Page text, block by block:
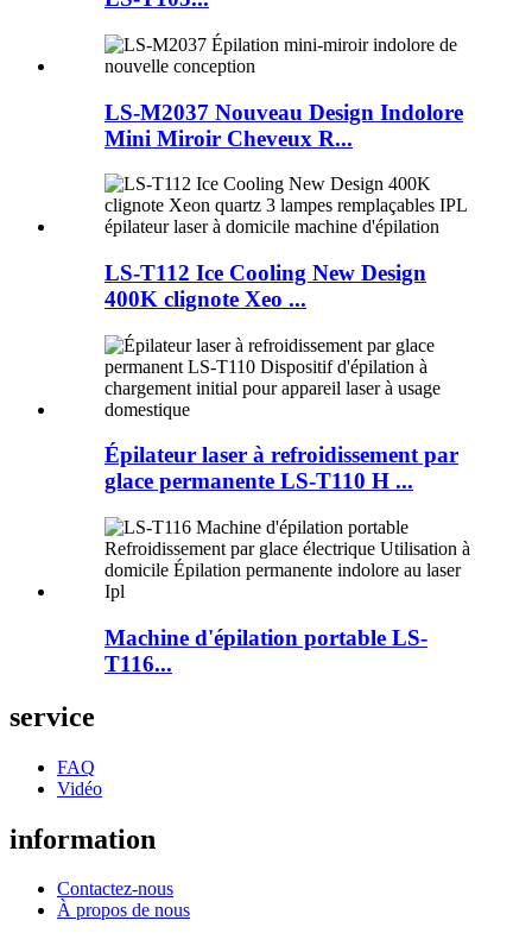
LS-M2037 Nouveau Design Indolore
Mini Miroir Cheveux R...
LS-T112 Ice Cooling New Design
400K clignote Xeo ...
Épilateur laser à refroidissement par
glace permanente LS-T110 H ...
Machine d'épilation portable LS-
T116...
service
FAQ
Vidéo
information
Contactez-nous
À propos de nous